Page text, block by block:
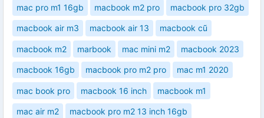
mac pro m1 16gb macbook m2 pro macbook pro 32gb
macbook air m3 macbook air 13 macbook cũ
macbook m2 marbook mac mini m2 macbook 2023
macbook 16gb macbook pro m2 pro mac m1 2020
mac book pro macbook 16 inch macbook m1
mac air m2 macbook pro m2 13 inch 16gb